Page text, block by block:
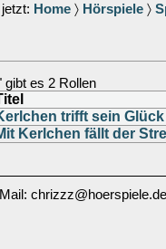
Home 〉 Hörspiele 〉
gibt es 2 Rollen
trifft sein Glück
Kerlchen fällt der
chrizzz@hoerspiele.de